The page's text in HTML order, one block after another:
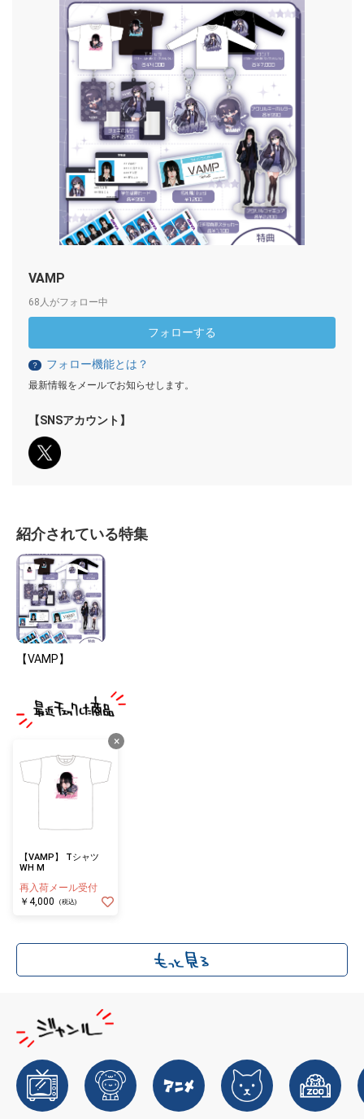
VAMP
68人がフォロー中
フォローする
？ フォロー機能とは？
最新情報をメールでお知らせします。
【SNSアカウント】
紹介されている特集
【VAMP】
×
【VAMP】 Tシャツ
WH M
再入荷メール受付
￥4,000
(税込)